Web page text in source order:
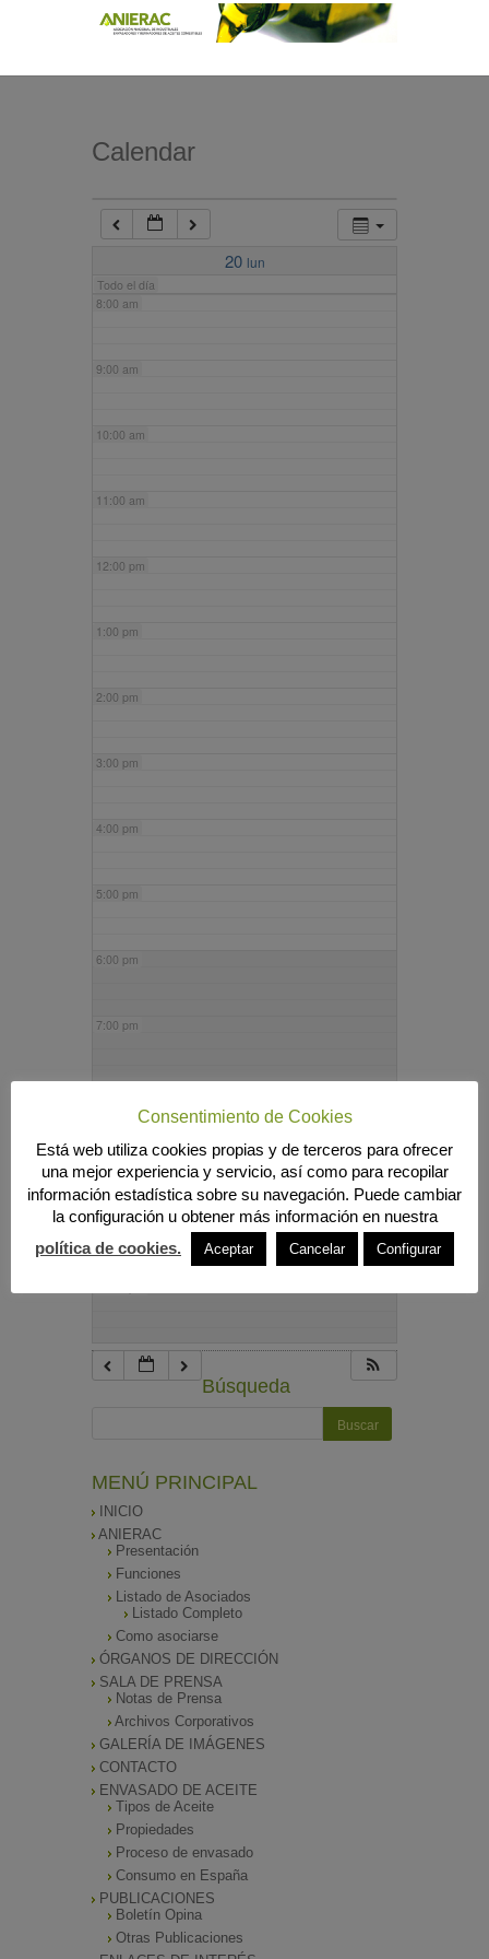
Calendar
20 lun
Todo el día
7:00 am
8:00 am
9:00 am
10:00 am
11:00 am
12:00 pm
1:00 pm
2:00 pm
3:00 pm
4:00 pm
5:00 pm
6:00 pm
7:00 pm
9:00 pm
10:00 pm
Búsqueda
MENÚ PRINCIPAL
INICIO
ANIERAC
Presentación
Funciones
Listado de Asociados
Listado Completo
Como asociarse
ÓRGANOS DE DIRECCIÓN
SALA DE PRENSA
Notas de Prensa
Archivos Corporativos
GALERÍA DE IMÁGENES
CONTACTO
ENVASADO DE ACEITE
Tipos de Aceite
Propiedades
Proceso de envasado
Consumo en España
PUBLICACIONES
Boletín Opina
Otras Publicaciones
Consentimiento de Cookies
Está web utiliza cookies propias y de terceros para ofrecer
una mejor experiencia y servicio, así como para recopilar
información estadística sobre su navegación. Puede cambiar
la configuración u obtener más información en nuestra
política de cookies.
Aceptar Cancelar Configurar